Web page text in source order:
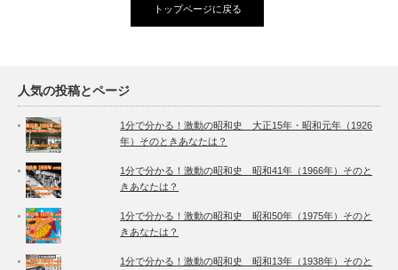
トップページに戻る
人気の投稿とページ
1分で分かる！激動の昭和史 大正15年・昭和元年（1926
年）そのときあなたは？
1分で分かる！激動の昭和史 昭和41年（1966年）そのと
きあなたは？
1分で分かる！激動の昭和史 昭和50年（1975年）そのと
きあなたは？
1分で分かる！激動の昭和史 昭和13年（1938年）そのと